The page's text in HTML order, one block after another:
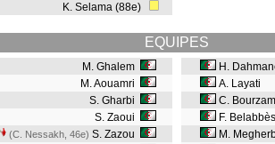
K. Selama (88e)
EQUIPES
M. Ghalem
M. Aouamri
S. Gharbi
S. Zaoui
(C. Nessakh, 46e) S. Zazou
H.
A. Layati
C.
F. Belabbès
M.